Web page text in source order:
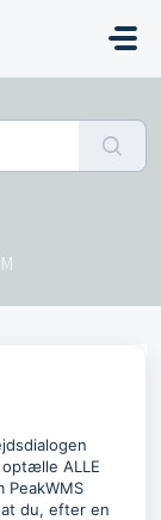
ALLE
PeakWMS
du, efter en